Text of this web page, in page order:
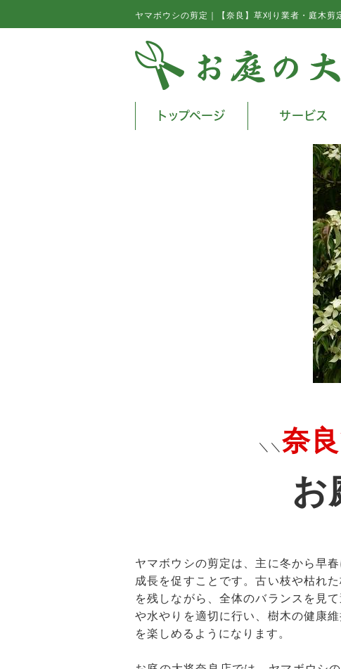
ヤマボウシの剪定｜【奈良】草刈り業者・庭木剪
トップページ サービス
＼＼ 奈
お
ヤマボウシの剪定は、主に冬から早
成長を促すことです。古い枝や枯れ
を残しながら、全体のバランスを見
や水やりを適切に行い、樹木の健康
を楽しめるようになります。